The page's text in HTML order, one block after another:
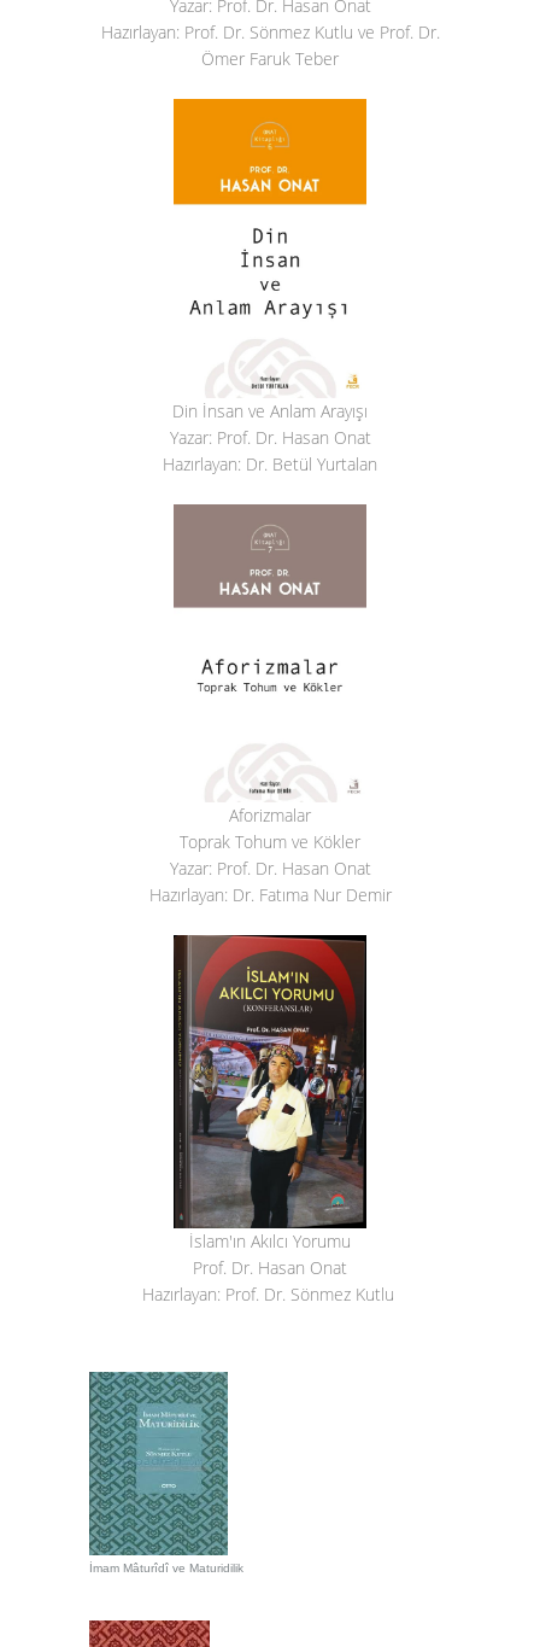
Yazar: Prof. Dr. Hasan Onat
Hazırlayan: Prof. Dr. Sönmez Kutlu ve Prof. Dr.
Ömer Faruk Teber
Din İnsan ve Anlam Arayışı
Yazar: Prof. Dr. Hasan Onat
Hazırlayan: Dr. Betül Yurtalan
Aforizmalar
Toprak Tohum ve Kökler
Yazar: Prof. Dr. Hasan Onat
Hazırlayan: Dr. Fatıma Nur Demir
İslam'ın Akılcı Yorumu
Prof. Dr. Hasan Onat
Hazırlayan: Prof. Dr. Sönmez Kutlu
İmam Mâturîdî ve Maturidilik